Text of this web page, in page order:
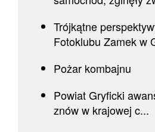
Trójkątne
Fotoklubu Zamek w
Pożar kombajnu
Powiat Gryficki
znów w krajowej c...